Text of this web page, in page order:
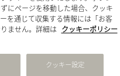
録
にページを移動した場合、クッキ
を通じて収集する情報には「お客
ません。詳細は
クッキーポリシー
クッキー設定